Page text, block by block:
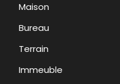
Maison
Bureau
Terrain
Immeuble